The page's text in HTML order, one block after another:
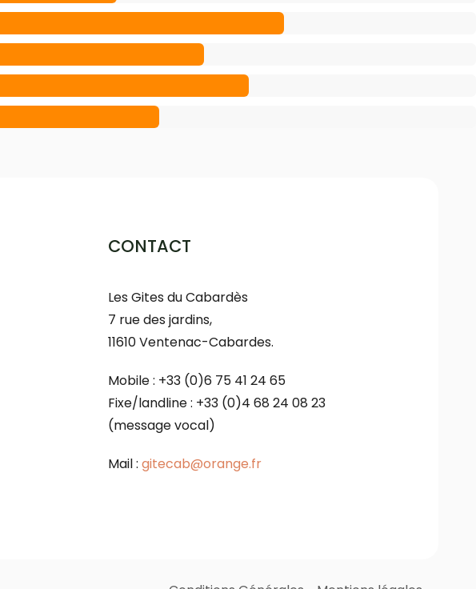
CONTACT
Les Gites du Cabardès
7 rue des jardins,
11610 Ventenac-Cabardes.
Mobile : +33 (0)6 75 41 24 65
Fixe/landline : +33 (0)4 68 24 08 23
(message vocal)
Mail : gitecab@orange.fr